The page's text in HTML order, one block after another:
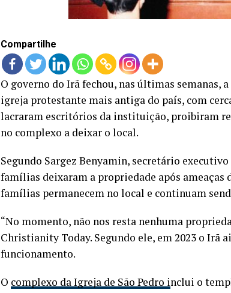
Compartilhe
O governo do Irã fechou, nas últimas semanas, a
igreja protestante mais antiga do país, com
lacraram escritórios da instituição, proibiram
no complexo a deixar o local.
Segundo Sargez Benyamin, secretário executivo
famílias deixaram a propriedade após ameaças
famílias permanecem no local e continuam
“No momento, não nos resta nenhuma
Christianity Today. Segundo ele, em 2023 o Irã
funcionamento.
O complexo da Igreja de São Pedro inclui o